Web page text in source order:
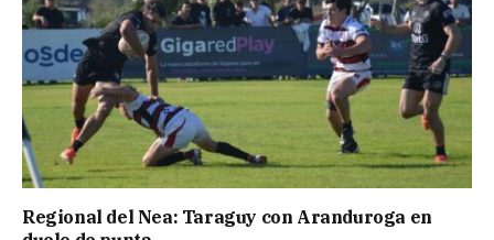
Regional del Nea: Taraguy con Aranduroga en